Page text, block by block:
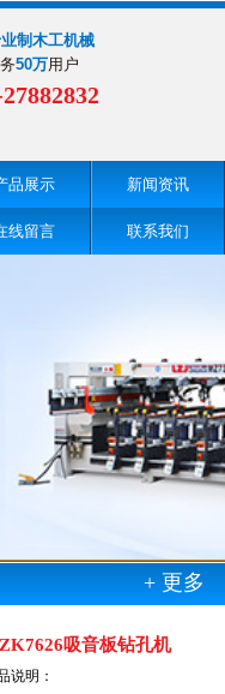
制木工机械
50万用户
品展示 新闻资讯
线留言 联系我们
+ 更多
吸音板钻孔机
说明：